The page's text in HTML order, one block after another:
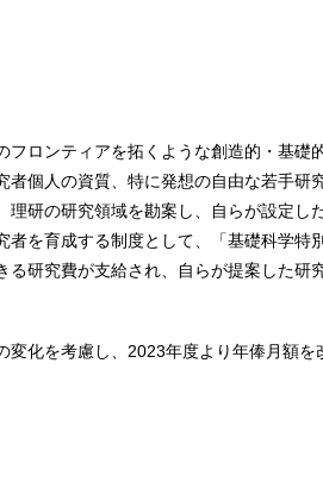
ロンティアを拓くような創造的・基
個人の資質、特に発想の自由な若手研
研の研究領域を勘案し、自らが設定し
を育成する制度として、「基礎科学特
研究費が支給され、自らが提案した
化を考慮し、2023年度より年俸月額を